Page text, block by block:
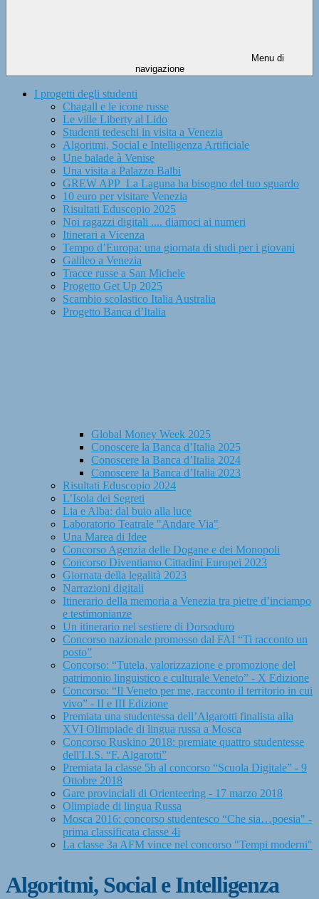
Menu di
navigazione
I progetti degli studenti
Chagall e le icone russe
Le ville Liberty al Lido
Studenti tedeschi in visita a Venezia
Algoritmi, Social e Intelligenza Artificiale
Une balade à Venise
Una visita a Palazzo Balbi
GREW APP_La Laguna ha bisogno del tuo sguardo
10 euro per visitare Venezia
Risultati Eduscopio 2025
Noi ragazzi digitali .... diamoci ai numeri
Itinerari a Vicenza
Tempo d’Europa: una giornata di studi per i giovani
Galileo a Venezia
Tracce russe a San Michele
Progetto Get Up 2025
Scambio scolastico Italia Australia
Progetto Banca d’Italia
Global Money Week 2025
Conoscere la Banca d’Italia 2025
Conoscere la Banca d’Italia 2024
Conoscere la Banca d’Italia 2023
Risultati Eduscopio 2024
L’Isola dei Segreti
Lia e Alba: dal buio alla luce
Laboratorio Teatrale "Andare Via"
Una Marea di Idee
Concorso Agenzia delle Dogane e dei Monopoli
Concorso Diventiamo Cittadini Europei 2023
Giornata della legalità 2023
Narrazioni digitali
Itinerario della memoria a Venezia tra pietre d’inciampo
e testimonianze
Un itinerario nel sestiere di Dorsoduro
Concorso nazionale promosso dal FAI “Ti racconto un
posto”
Concorso: “Tutela, valorizzazione e promozione del
patrimonio linguistico e culturale Veneto” - X Edizione
Concorso: “Il Veneto per me, racconto il territorio in cui
vivo” - II e III Edizione
Premiata una studentessa dell’Algarotti finalista alla
XVI Olimpiade di lingua russa a Mosca
Concorso Ruskino 2018: premiate quattro studentesse
dell'I.I.S. “F. Algarotti”
Premiata la classe 5b al concorso “Scuola Digitale” - 9
Ottobre 2018
Gare provinciali di Orienteering - 17 marzo 2018
Olimpiade di lingua Russa
Mosca 2016: concorso studentesco “Che sia…poesia" -
prima classificata classe 4i
La classe 3a AFM vince nel concorso "Tempi moderni"
Algoritmi, Social e Intelligenza